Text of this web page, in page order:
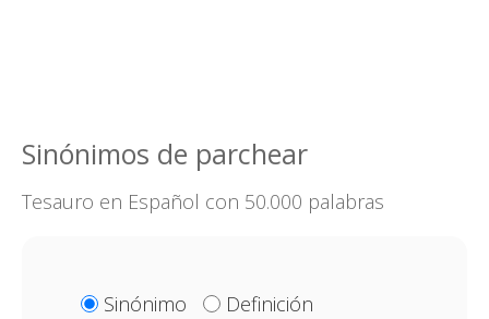
Sinónimos de parchear
Tesauro en Español con 50.000 palabras
Sinónimo
Definición